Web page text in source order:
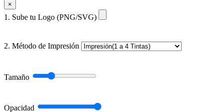
×
1. Sube tu Logo (PNG/SVG)
2. Método de Impresión
Tamaño
Opacidad